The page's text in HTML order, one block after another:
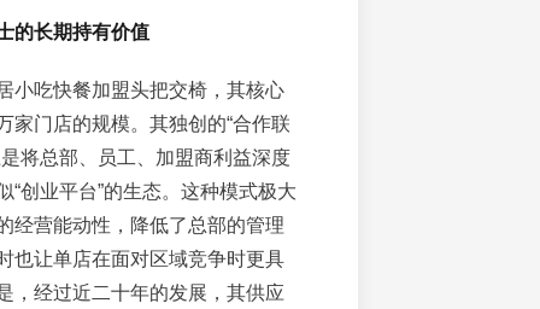
的长期持有价值
小吃快餐加盟头把交椅，其核心
家门店的规模。其独创的“合作联
将总部、员工、加盟商利益深度
“创业平台”的生态。这种模式极大
经营能动性，降低了总部的管理
也让单店在面对区域竞争时更具
，经过近二十年的发展，其供应